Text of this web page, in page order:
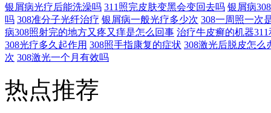
银屑病光疗后能洗澡吗 311照完皮肤变黑会变回去吗 银屑病
吗 308准分子光纤治疗 银屑病一般光疗多少次 308一周照一次
病308照射完的地方又疼又痒是怎么回事 治疗牛皮癣的机器
308光疗多久起作用 308照手指康复的症状 308激光后脱皮怎么
次 308激光一个月有效吗
热点推荐